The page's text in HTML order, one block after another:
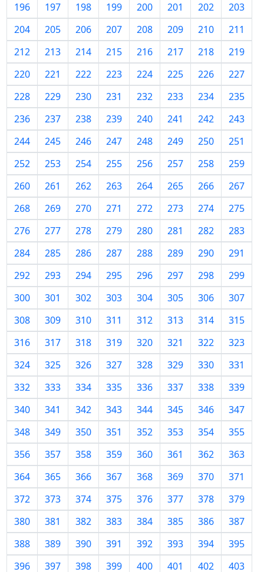
196
197 198 199 200 201 202
203
204
205 206 207 208 209 210
211
212
213 214 215 216 217 218
219
220
221 222 223 224 225 226
227
228
229 230 231 232 233 234
235
236
237 238 239 240 241 242
243
244
245 246 247 248 249 250
251
252
253 254 255 256 257 258
259
260
261 262 263 264 265 266
267
268
269 270 271 272 273 274
275
276
277 278 279 280 281 282
283
284
285 286 287 288 289 290
291
292
293 294 295 296 297 298
299
300
301 302 303 304 305 306
307
308
309 310 311 312 313 314
315
316
317 318 319 320 321 322
323
324
325 326 327 328 329 330
331
332
333 334 335 336 337 338
339
340
341 342 343 344 345 346
347
348
349 350 351 352 353 354
355
356
357 358 359 360 361 362
363
364
365 366 367 368 369 370
371
372
373 374 375 376 377 378
379
380
381 382 383 384 385 386
387
388
389 390 391 392 393 394
395
396
397 398 399 400 401 402 403